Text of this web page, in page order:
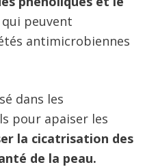
qui peuvent
antimicrobiennes
dans les
pour apaiser les
la cicatrisation des
de la peau.